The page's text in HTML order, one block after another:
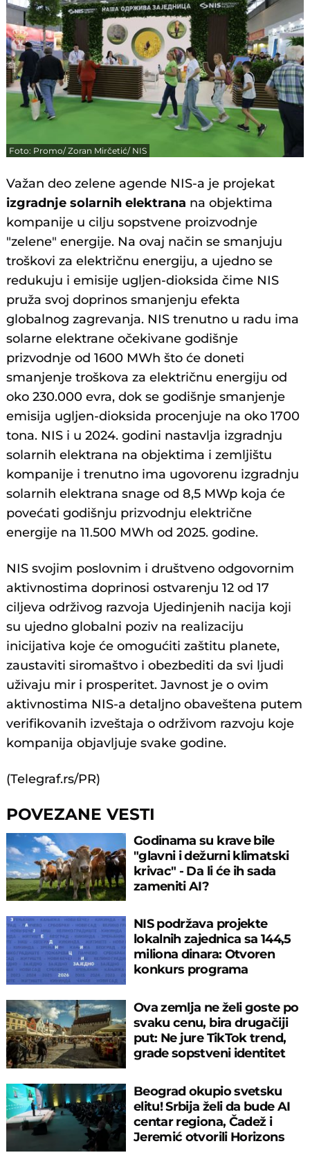
Foto: Promo/ Zoran Mirčetić/ NIS
Važan deo zelene agende NIS-a je projekat
izgradnje solarnih elektrana na objektima
kompanije u cilju sopstvene proizvodnje
"zelene" energije. Na ovaj način se smanjuju
troškovi za električnu energiju, a ujedno se
redukuju i emisije ugljen-dioksida čime NIS
pruža svoj doprinos smanjenju efekta
globalnog zagrevanja. NIS trenutno u radu ima
solarne elektrane očekivane godišnje
prizvodnje od 1600 MWh što će doneti
smanjenje troškova za električnu energiju od
oko 230.000 evra, dok se godišnje smanjenje
emisija ugljen-dioksida procenjuje na oko 1700
tona. NIS i u 2024. godini nastavlja izgradnju
solarnih elektrana na objektima i zemljištu
kompanije i trenutno ima ugovorenu izgradnju
solarnih elektrana snage od 8,5 MWp koja će
povećati godišnju prizvodnju električne
energije na 11.500 MWh od 2025. godine.
NIS svojim poslovnim i društveno odgovornim
aktivnostima doprinosi ostvarenju 12 od 17
ciljeva održivog razvoja Ujedinjenih nacija koji
su ujedno globalni poziv na realizaciju
inicijativa koje će omogućiti zaštitu planete,
zaustaviti siromaštvo i obezbediti da svi ljudi
uživaju mir i prosperitet. Javnost je o ovim
aktivnostima NIS-a detaljno obaveštena putem
verifikovanih izveštaja o održivom razvoju koje
kompanija objavljuje svake godine.
(Telegraf.rs/PR)
POVEZANE VESTI
Godinama su krave bile
"glavni i dežurni klimatski
krivac" - Da li će ih sada
zameniti AI?
NIS podržava proјekte
lokalnih zaјednica sa 144,5
miliona dinara: Otvoren
konkurs programa
Ova zemlja ne želi goste po
svaku cenu, bira drugačiji
put: Ne jure TikTok trend,
grade sopstveni identitet
Beograd okupio svetsku
elitu! Srbija želi da bude AI
centar regiona, Čadež i
Jeremić otvorili Horizons